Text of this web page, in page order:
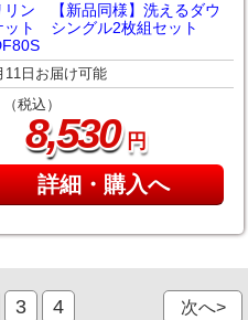
リン 【新品同様】洗えるダウ
ット シングル2枚組セット
11日お届け可能
（税込）
8,530円
詳細・購入へ
3 4 次へ>